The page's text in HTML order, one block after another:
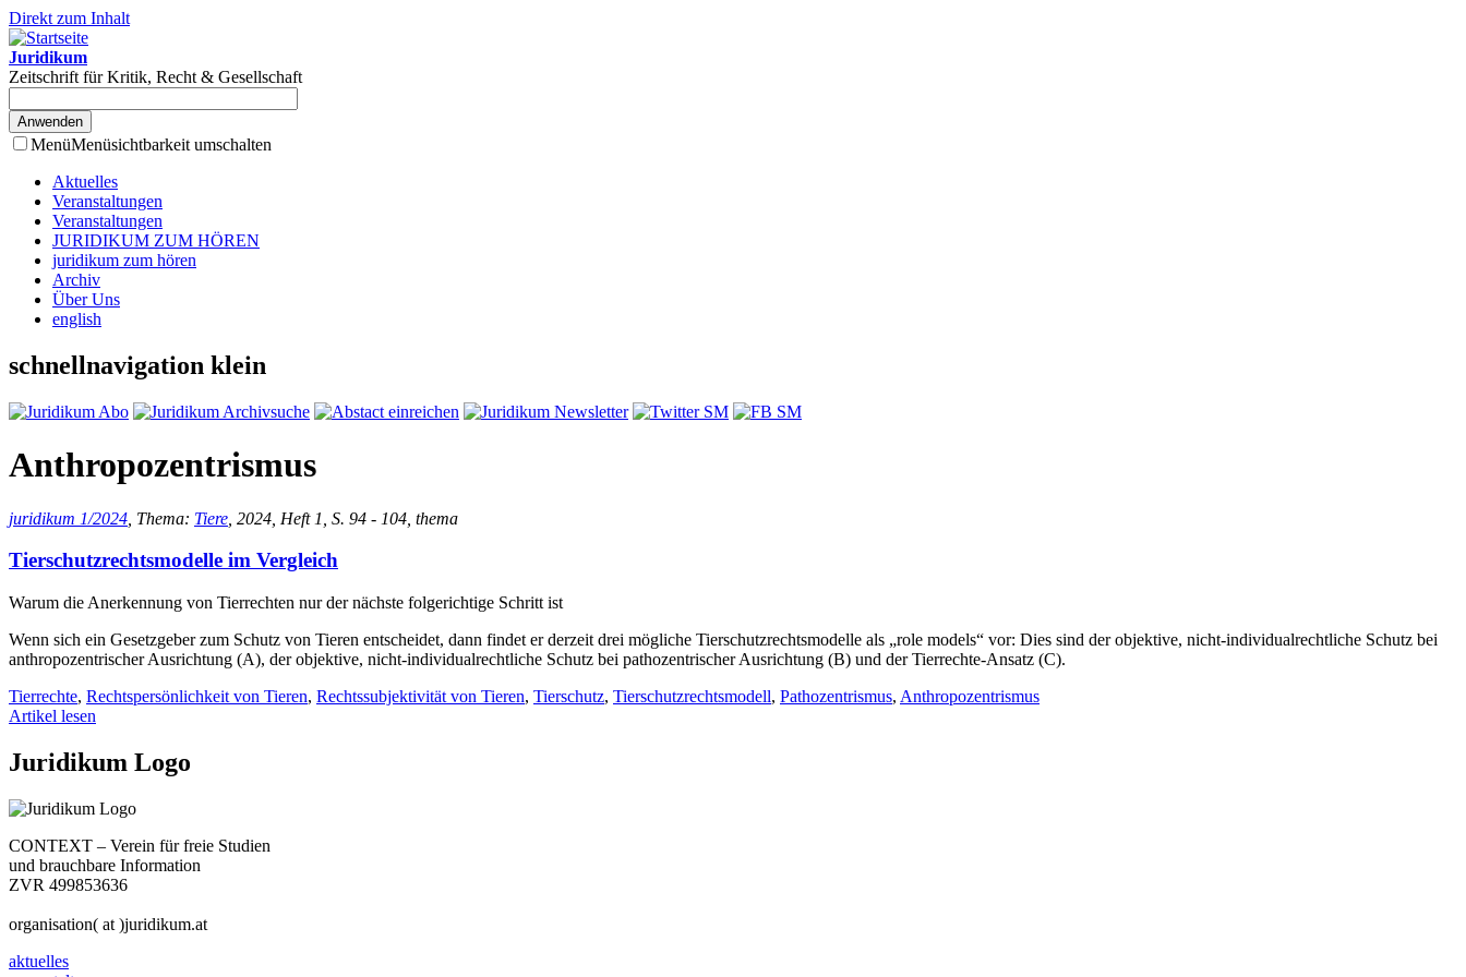
Direkt zum Inhalt
Juridikum
Zeitschrift für Kritik, Recht & Gesellschaft
MenüMenüsichtbarkeit umschalten
Aktuelles
Veranstaltungen
Veranstaltungen
JURIDIKUM ZUM HÖREN
juridikum zum hören
Archiv
Über Uns
english
schnellnavigation klein
Anthropozentrismus
juridikum 1/2024 , Thema: Tiere , 2024, Heft 1, S. 94 - 104, thema
Tierschutzrechtsmodelle im Vergleich
Warum die Anerkennung von Tierrechten nur der nächste folgerichtige Schritt ist
Wenn sich ein Gesetzgeber zum Schutz von Tieren entscheidet, dann findet er derzeit drei mögliche Tierschutzrechtsmodelle als „role models“ vor: Dies sind der objektive, nicht-individualrechtliche Schutz bei
anthropozentrischer Ausrichtung (A), der objektive, nicht-individualrechtliche Schutz bei pathozentrischer Ausrichtung (B) und der Tierrechte-Ansatz (C).
Tierrechte, Rechtspersönlichkeit von Tieren, Rechtssubjektivität von Tieren, Tierschutz, Tierschutzrechtsmodell, Pathozentrismus, Anthropozentrismus
Artikel lesen
Juridikum Logo
CONTEXT – Verein für freie Studien
und brauchbare Information
ZVR 499853636
organisation( at )juridikum.at
aktuelles